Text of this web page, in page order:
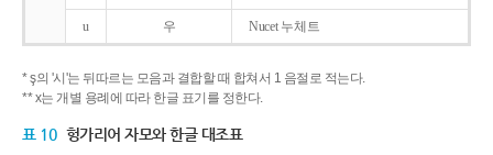
u 우 Nucet 누체트
* ş의 '시'는 뒤따르는 모음과 결합할 때 합쳐서 1 음절로 적는다.
** x는 개별 용례에 따라 한글 표기를 정한다.
표 10 헝가리어 자모와 한글 대조표